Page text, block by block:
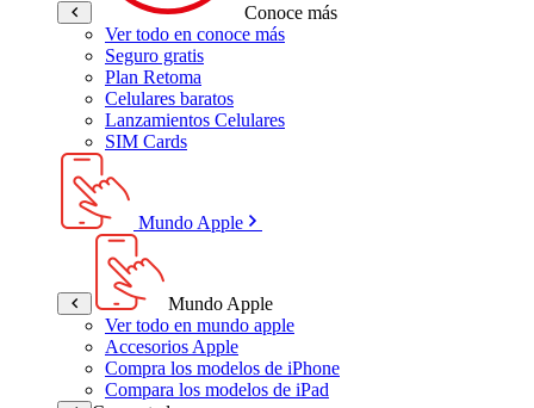
Conoce más
Ver todo en conoce más
Seguro gratis
Plan Retoma
Celulares baratos
Lanzamientos Celulares
SIM Cards
Mundo Apple
Mundo Apple
Ver todo en mundo apple
Accesorios Apple
Compra los modelos de iPhone
Compara los modelos de iPad